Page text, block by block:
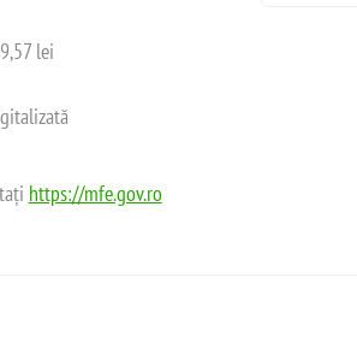
lei
https://mfe.gov.ro